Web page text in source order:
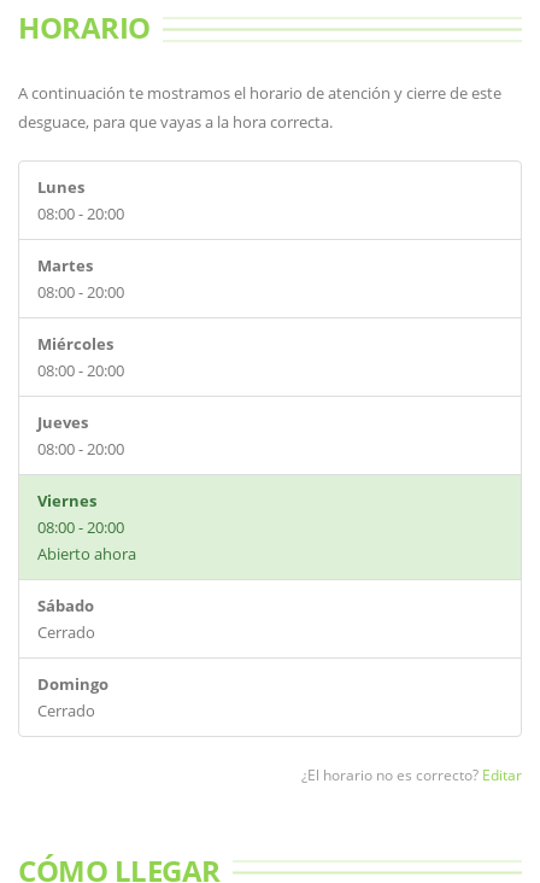
HORARIO
A continuación te mostramos el horario de atención y cierre de este
desguace, para que vayas a la hora correcta.
Lunes
08:00 - 20:00
Martes
08:00 - 20:00
Miércoles
08:00 - 20:00
Jueves
08:00 - 20:00
Viernes
08:00 - 20:00
Abierto ahora
Sábado
Cerrado
Domingo
Cerrado
¿El horario no es correcto? Editar
CÓMO LLEGAR